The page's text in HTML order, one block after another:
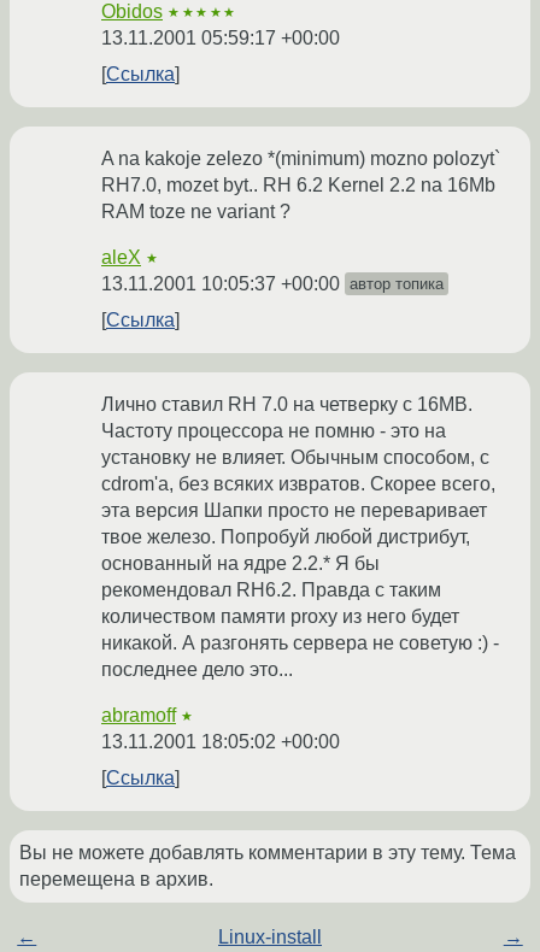
Obidos ★★★★★
13.11.2001 05:59:17 +00:00
Ссылка
A na kakoje zelezo *(minimum) mozno polozyt`
RH7.0, mozet byt.. RH 6.2 Kernel 2.2 na 16Mb
RAM toze ne variant ?
aleX ★
13.11.2001 10:05:37 +00:00 автор топика
Ссылка
Лично ставил RH 7.0 на четверку с 16MB.
Частоту процессора не помню - это на
установку не влияет. Обычным способом, с
cdrom'а, без всяких извратов. Скорее всего,
эта версия Шапки просто не переваривает
твое железо. Попробуй любой дистрибут,
основанный на ядре 2.2.* Я бы
рекомендовал RH6.2. Правда с таким
количеством памяти proxy из него будет
никакой. А разгонять сервера не советую :) -
последнее дело это...
abramoff ★
13.11.2001 18:05:02 +00:00
Ссылка
Вы не можете добавлять комментарии в эту тему. Тема
перемещена в архив.
← Linux-install →